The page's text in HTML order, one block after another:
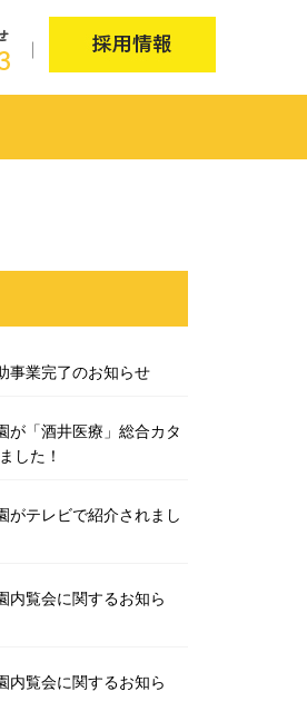
事業完了のお知らせ
が「酒井医療」総合カタ
した！
がテレビで紹介されまし
内覧会に関するお知ら
内覧会に関するお知ら